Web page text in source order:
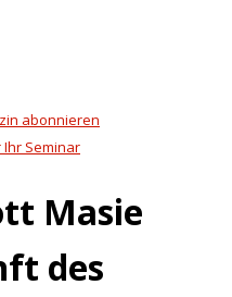
abonnieren
Seminar
Masie
des